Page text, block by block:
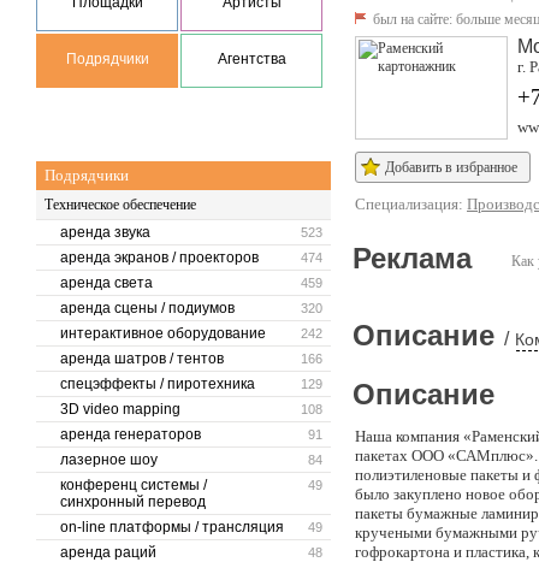
Подрядчики Агентства
Подрядчики
Техническое обеспечение
523
аренда звука
474
аренда экранов / проекторов
459
аренда света
320
аренда сцены / подиумов
242
интерактивное оборудование
166
аренда шатров / тентов
129
спецэффекты / пиротехника
108
3D video mapping
91
аренда генераторов
84
лазерное шоу
49
конференц системы /
синхронный перевод
49
on-line платформы / трансляция
48
аренда раций
был на сайте: больше
г.
Добавить в избранное
Специализация:
Как
Реклама
Описание /
Описание
Наша компания
пакетах ООО «САМплюс».
полиэтиленовые пакеты и
было закуплено новое
пакеты бумажные
кручеными бумажными
гофрокартона и